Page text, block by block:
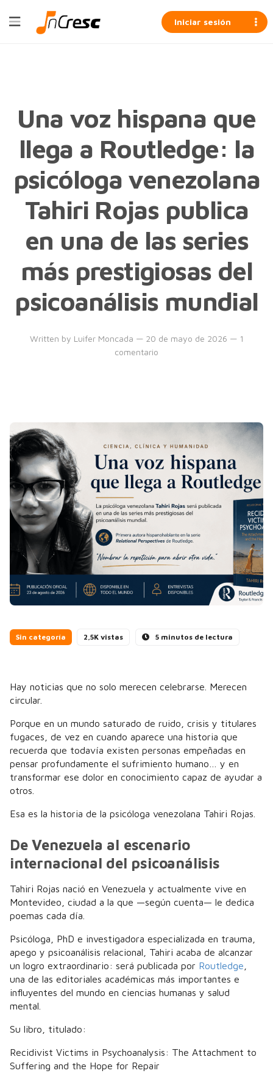
Iniciar sesión
Una voz hispana que
llega a Routledge: la
psicóloga venezolana
Tahiri Rojas publica
en una de las series
más prestigiosas del
psicoanálisis mundial
Written by Luifer Moncada — 20 de mayo de 2026 — 1
comentario
Sin categoría 2,5K vistas 5 minutos de lectura
Hay noticias que no solo merecen celebrarse. Merecen
circular.
Porque en un mundo saturado de ruido, crisis y titulares
fugaces, de vez en cuando aparece una historia que
recuerda que todavía existen personas empeñadas en
pensar profundamente el sufrimiento humano… y en
transformar ese dolor en conocimiento capaz de ayudar a
otros.
Esa es la historia de la psicóloga venezolana Tahiri Rojas.
De Venezuela al escenario
internacional del psicoanálisis
Tahiri Rojas nació en Venezuela y actualmente vive en
Montevideo, ciudad a la que —según cuenta— le dedica
poemas cada día.
Psicóloga, PhD e investigadora especializada en trauma,
apego y psicoanálisis relacional, Tahiri acaba de alcanzar
un logro extraordinario: será publicada por Routledge
una de las editoriales académicas más importantes e
influyentes del mundo en ciencias humanas y salud
mental.
Su libro, titulado:
Recidivist Victims in Psychoanalysis: The Attachment to
Suffering and the Hope for Repair